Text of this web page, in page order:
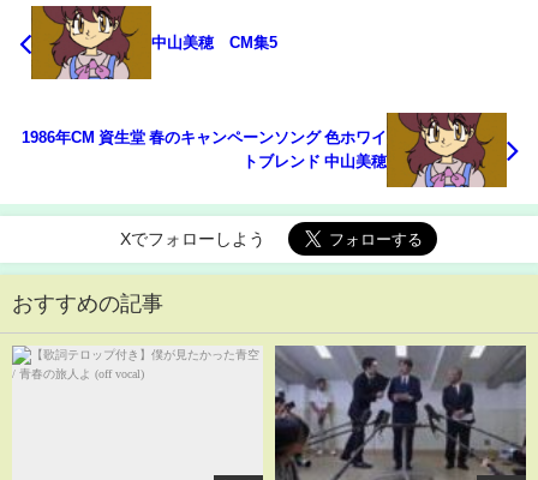
中山美穂 CM集5
1986年CM 資生堂 春のキャンペーンソング 色ホワイ
トブレンド 中山美穂
Xでフォローしよう
おすすめの記事